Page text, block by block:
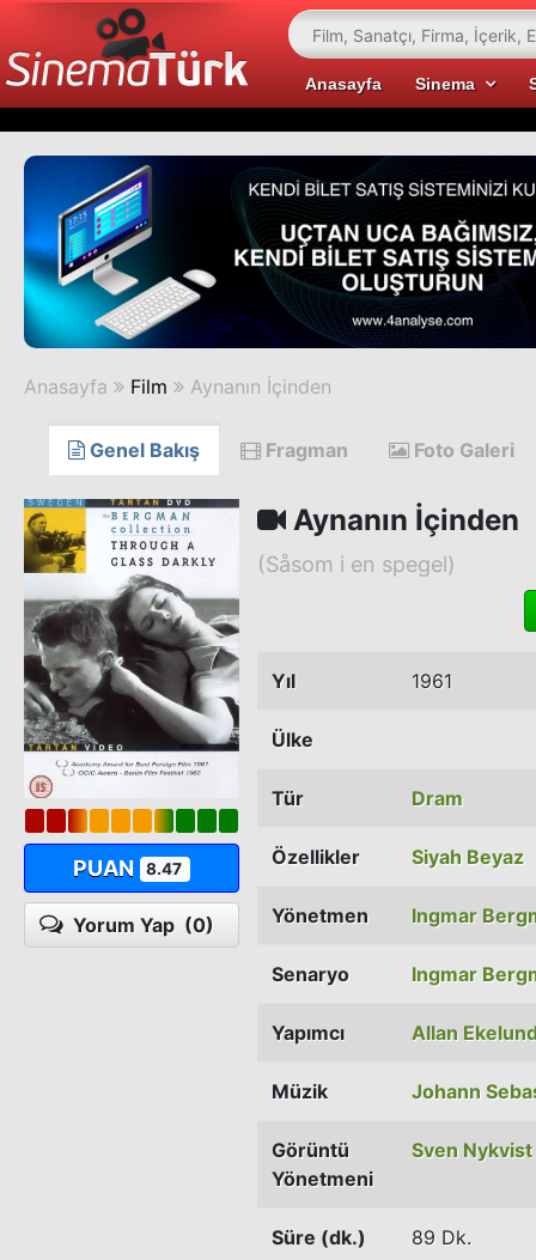
Anasayfa Sinema
Anasayfa Film Aynanın İçinden
Genel Bakış Fragman Foto Galeri
PUAN 8.47
Yorum Yap (0)
Aynanın İçinden
(Såsom i en spegel)
Yıl 1961
Ülke
Tür Dram
Özellikler Siyah Beyaz
Yönetmen Ingmar
Senaryo Ingmar
Yapımcı Allan
Müzik Johann
Görüntü
Yönetmeni
Sven Nykvist
Süre (dk.) 89 Dk.